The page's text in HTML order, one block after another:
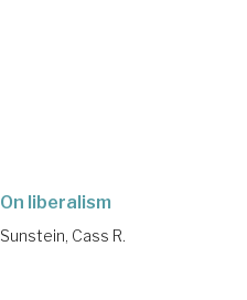
On liberalism
Sunstein, Cass R.